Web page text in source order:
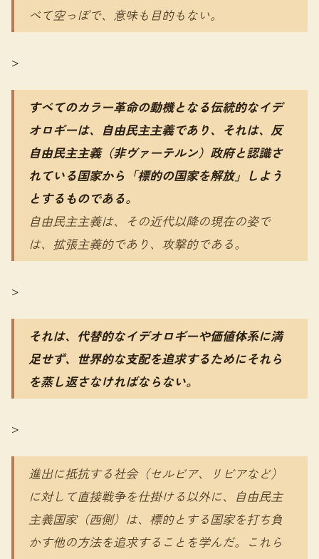
べて空っぽで、意味も目的もない。
>
すべてのカラー革命の動機となる伝統的なイデ
オロギーは、自由民主主義であり、それは、反
自由民主主義（非ヴァーテルン）政府と認識さ
れている国家から「標的の国家を解放」しよう
とするものである。
自由民主主義は、その近代以降の現在の姿で
は、拡張主義的であり、攻撃的である。
>
それは、代替的なイデオロギーや価値体系に満
足せず、世界的な支配を追求するためにそれら
を蒸し返さなければならない。
>
進出に抵抗する社会（セルビア、リビアなど）
に対して直接戦争を仕掛ける以外に、自由民主
主義国家（西側）は、標的とする国家を打ち負
かす他の方法を追求することを学んだ。これら